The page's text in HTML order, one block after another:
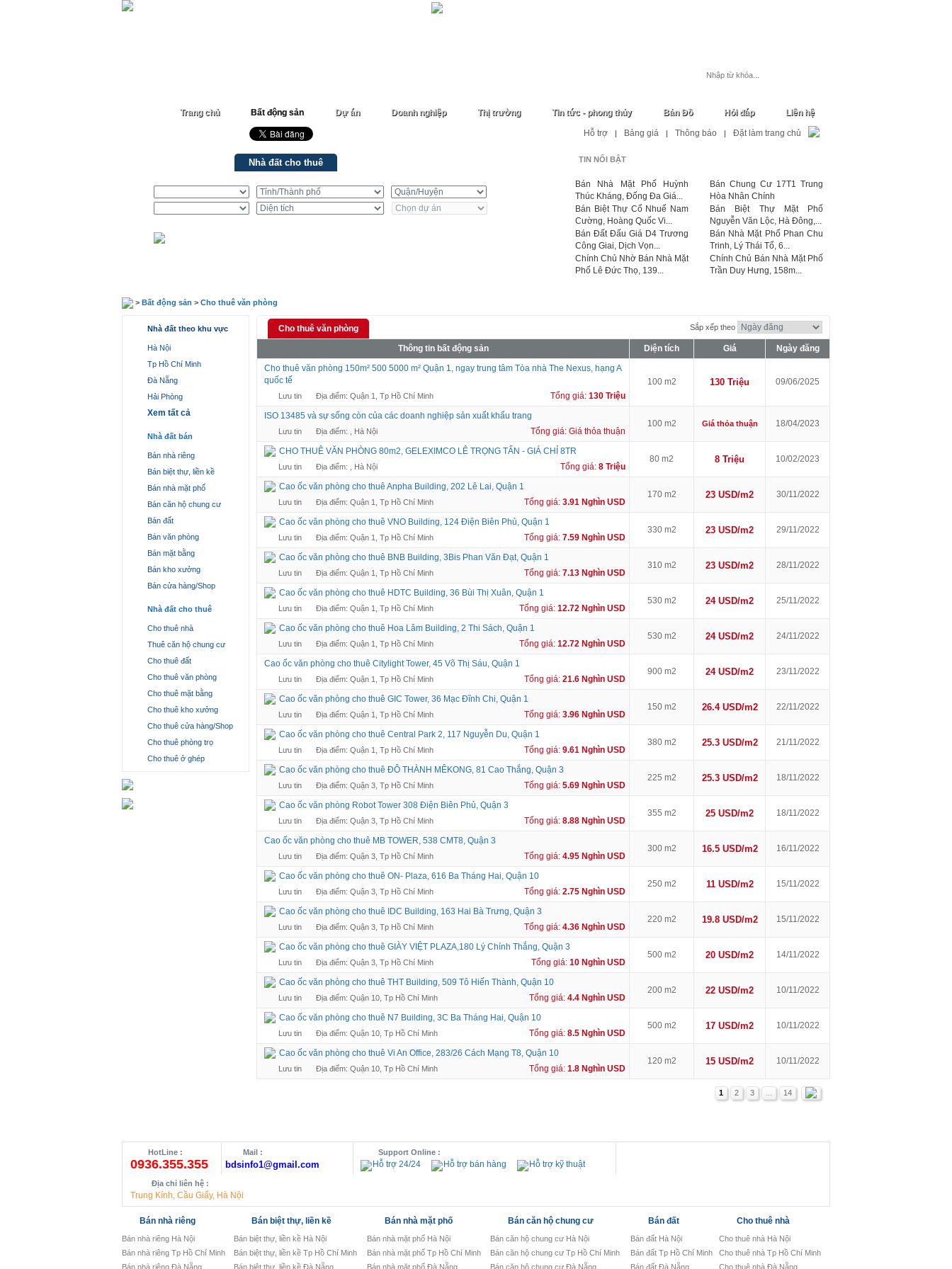
Trang chủ Bất động sản Dự án Doanh nghiệp Thị trường Tin tức - phong thủy Bản Đồ Hỏi đáp Liên hệ
Hỗ trợ | Bảng giá | Thông báo | Đặt làm trang chủ
Nhà đất cho thuê TIN NỔI BẬT
Bán Nhà Mặt Phố Huỳnh
Thúc Kháng, Đống Đa Giá...
Bán Biệt Thự Cổ Nhuế Nam
Cường, Hoàng Quốc Vi...
Bán Đất Đấu Giá D4 Trương
Công Giai, Dịch Vọn...
Chính Chủ Nhờ Bán Nhà Mặt
Phố Lê Đức Thọ, 139...
Bán Chung Cư 17T1 Trung
Hòa Nhân Chính
Bán Biệt Thự Mặt Phố
Nguyễn Văn Lộc, Hà Đông,...
Bán Nhà Mặt Phố Phan Chu
Trinh, Lý Thái Tổ, 6...
Chính Chủ Bán Nhà Mặt Phố
Trần Duy Hưng, 158m...
> Bất động sản > Cho thuê văn phòng
Nhà đất theo khu vực
Hà Nội
Tp Hồ Chí Minh
Đà Nẵng
Hải Phòng
Xem tất cả
Nhà đất bán
Bán nhà riêng
Bán biệt thự, liền kề
Bán nhà mặt phố
Bán căn hộ chung cư
Bán đất
Bán văn phòng
Bán mặt bằng
Bán kho xưởng
Bán cửa hàng/Shop
Nhà đất cho thuê
Cho thuê nhà
Thuê căn hộ chung cư
Cho thuê đất
Cho thuê văn phòng
Cho thuê mặt bằng
Cho thuê kho xưởng
Cho thuê cửa hàng/Shop
Cho thuê phòng trọ
Cho thuê ở ghép
Cho thuê văn phòng Sắp xếp theo
Thông tin bất động sản Diện tích Giá
Ngày đăng
Cho thuê văn phòng 150m² 500 5000 m² Quận 1, ngay trung tâm Tòa nhà The Nexus, hạng A
quốc tế
Lưu tin Địa điểm: Quận 1, Tp Hồ Chí Minh Tổng giá: 130 Triệu
100 m2 130 Triệu 09/06/2025
ISO 13485 và sự sống còn của các doanh nghiệp sản xuất khẩu trang
Lưu tin Địa điểm: , Hà Nội Tổng giá: Giá thỏa thuận
100 m2 Giá thỏa thuận 18/04/2023
CHO THUÊ VĂN PHÒNG 80m2, GELEXIMCO LÊ TRỌNG TẤN - GIÁ CHỈ 8TR
Lưu tin Địa điểm: , Hà Nội Tổng giá: 8 Triệu
80 m2 8 Triệu 10/02/2023
Cao ốc văn phòng cho thuê Anpha Building, 202 Lê Lai, Quận 1
Lưu tin Địa điểm: Quận 1, Tp Hồ Chí Minh Tổng giá: 3.91 Nghìn USD
170 m2 23 USD/m2 30/11/2022
Cao ốc văn phòng cho thuê VNO Building, 124 Điện Biên Phủ, Quận 1
Lưu tin Địa điểm: Quận 1, Tp Hồ Chí Minh Tổng giá: 7.59 Nghìn USD
330 m2 23 USD/m2 29/11/2022
Cao ốc văn phòng cho thuê BNB Building, 3Bis Phan Văn Đạt, Quận 1
Lưu tin Địa điểm: Quận 1, Tp Hồ Chí Minh Tổng giá: 7.13 Nghìn USD
310 m2 23 USD/m2 28/11/2022
Cao ốc văn phòng cho thuê HDTC Building, 36 Bùi Thị Xuân, Quận 1
Lưu tin Địa điểm: Quận 1, Tp Hồ Chí Minh Tổng giá: 12.72 Nghìn USD
530 m2 24 USD/m2 25/11/2022
Cao ốc văn phòng cho thuê Hoa Lâm Building, 2 Thi Sách, Quận 1
Lưu tin Địa điểm: Quận 1, Tp Hồ Chí Minh Tổng giá: 12.72 Nghìn USD
530 m2 24 USD/m2 24/11/2022
Cao ốc văn phòng cho thuê Citylight Tower, 45 Võ Thị Sáu, Quận 1
Lưu tin Địa điểm: Quận 1, Tp Hồ Chí Minh Tổng giá: 21.6 Nghìn USD
900 m2 24 USD/m2 23/11/2022
Cao ốc văn phòng cho thuê GIC Tower, 36 Mạc Đĩnh Chi, Quận 1
Lưu tin Địa điểm: Quận 1, Tp Hồ Chí Minh Tổng giá: 3.96 Nghìn USD
150 m2 26.4 USD/m2 22/11/2022
Cao ốc văn phòng cho thuê Central Park 2, 117 Nguyễn Du, Quận 1
Lưu tin Địa điểm: Quận 1, Tp Hồ Chí Minh Tổng giá: 9.61 Nghìn USD
380 m2 25.3 USD/m2 21/11/2022
Cao ốc văn phòng cho thuê ĐÔ THÀNH MÊKONG, 81 Cao Thắng, Quận 3
Lưu tin Địa điểm: Quận 3, Tp Hồ Chí Minh Tổng giá: 5.69 Nghìn USD
225 m2 25.3 USD/m2 18/11/2022
Cao ốc văn phòng Robot Tower 308 Điện Biên Phủ, Quận 3
Lưu tin Địa điểm: Quận 3, Tp Hồ Chí Minh Tổng giá: 8.88 Nghìn USD
355 m2 25 USD/m2 18/11/2022
Cao ốc văn phòng cho thuê MB TOWER, 538 CMT8, Quận 3
Lưu tin Địa điểm: Quận 3, Tp Hồ Chí Minh Tổng giá: 4.95 Nghìn USD
300 m2 16.5 USD/m2 16/11/2022
Cao ốc văn phòng cho thuê ON- Plaza, 616 Ba Tháng Hai, Quận 10
Lưu tin Địa điểm: Quận 3, Tp Hồ Chí Minh Tổng giá: 2.75 Nghìn USD
250 m2 11 USD/m2 15/11/2022
Cao ốc văn phòng cho thuê IDC Building, 163 Hai Bà Trưng, Quận 3
Lưu tin Địa điểm: Quận 3, Tp Hồ Chí Minh Tổng giá: 4.36 Nghìn USD
220 m2 19.8 USD/m2 15/11/2022
Cao ốc văn phòng cho thuê GIÀY VIỆT PLAZA,180 Lý Chính Thắng, Quận 3
Lưu tin Địa điểm: Quận 3, Tp Hồ Chí Minh Tổng giá: 10 Nghìn USD
500 m2 20 USD/m2 14/11/2022
Cao ốc văn phòng cho thuê THT Building, 509 Tô Hiến Thành, Quận 10
Lưu tin Địa điểm: Quận 10, Tp Hồ Chí Minh Tổng giá: 4.4 Nghìn USD
200 m2 22 USD/m2 10/11/2022
Cao ốc văn phòng cho thuê N7 Building, 3C Ba Tháng Hai, Quận 10
Lưu tin Địa điểm: Quận 10, Tp Hồ Chí Minh Tổng giá: 8.5 Nghìn USD
500 m2 17 USD/m2 10/11/2022
Cao ốc văn phòng cho thuê Vi An Office, 283/26 Cách Mạng T8, Quận 10
Lưu tin Địa điểm: Quận 10, Tp Hồ Chí Minh Tổng giá: 1.8 Nghìn USD
120 m2 15 USD/m2 10/11/2022
1 2 3 14
HotLine :
0936.355.355
Mail :
bdsinfo1@gmail.com
Support Online :
Hỗ trợ 24/24 Hỗ trợ bán hàng Hỗ trợ kỹ thuật
Địa chỉ liên hệ :
Trung Kính, Cầu Giấy, Hà Nội
Bán nhà riêng
Bán nhà riêng Hà Nội
Bán nhà riêng Tp Hồ Chí Minh
Bán nhà riêng Đà Nẵng
Bán biệt thự, liền kề
Bán biệt thự, liền kề Hà Nội
Bán biệt thự, liền kề Tp Hồ Chí Minh
Bán biệt thự, liền kề Đà Nẵng
Bán nhà mặt phố
Bán nhà mặt phố Hà Nội
Bán nhà mặt phố Tp Hồ Chí Minh
Bán nhà mặt phố Đà Nẵng
Bán căn hộ chung cư
Bán căn hộ chung cư Hà Nội
Bán căn hộ chung cư Tp Hồ Chí Minh
Bán căn hộ chung cư Đà Nẵng
Bán đất
Bán đất Hà Nội
Bán đất Tp Hồ Chí Minh
Bán đất Đà Nẵng
Cho thuê nhà
Cho thuê nhà Hà Nội
Cho thuê nhà Tp Hồ Chí Minh
Cho thuê nhà Đà Nẵng